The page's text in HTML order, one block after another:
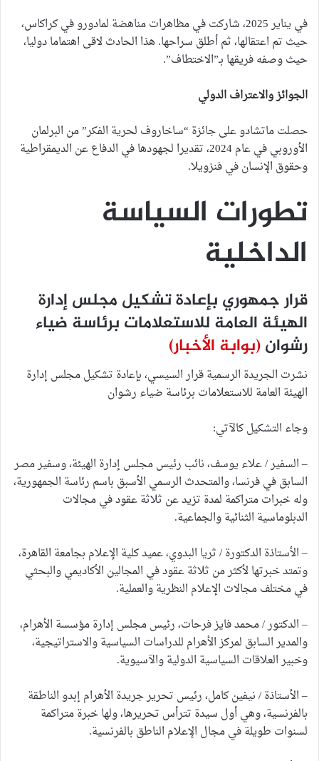
في يناير 2025، شاركت في مظاهرات مناهضة لمادورو في كراكاس،
حيث تم اعتقالها، ثم أطلق سراحها. هذا الحادث لاقى اهتماما دوليا،
حيث وصفه فريقها بـ”الاختطاف”.
الجوائز والاعتراف الدولي
حصلت ماتشادو على جائزة “ساخاروف لحرية الفكر” من البرلمان
الأوروبي في عام 2024، تقديرا لجهودها في الدفاع عن الديمقراطية
وحقوق الإنسان في فنزويلا.
تطورات السياسة
الداخلية
قرار جمهوري بإعادة تشكيل مجلس إدارة
الهيئة العامة للاستعلامات برئاسة ضياء
رشوان(بوابة الأخبار)
نشرت الجريدة الرسمية قرار السيسي، بإعادة تشكيل مجلس إدارة
الهيئة العامة للاستعلامات برئاسة ضياء رشوان
وجاء التشكيل كالآتي:
– السفير / علاء يوسف، نائب رئيس مجلس إدارة الهيئة، وسفير مصر
السابق في فرنسا، والمتحدث الرسمي الأسبق باسم رئاسة الجمهورية،
وله خبرات متراكمة لمدة تزيد عن ثلاثة عقود في مجالات
الدبلوماسية الثنائية والجماعية.
– الأستاذة الدكتورة / ثريا البدوي، عميد كلية الإعلام بجامعة القاهرة،
وتمتد خبرتها لأكثر من ثلاثة عقود في المجالين الأكاديمي والبحثي
في مختلف مجالات الإعلام النظرية والعملية.
– الدكتور / محمد فايز فرحات، رئيس مجلس إدارة مؤسسة الأهرام،
والمدير السابق لمركز الأهرام للدراسات السياسية والاستراتيجية،
وخبير العلاقات السياسية الدولية والآسيوية.
– الأستاذة / نيفين كامل، رئيس تحرير جريدة الأهرام إبدو الناطقة
بالفرنسية، وهي أول سيدة تترأس تحريرها، ولها خبرة متراكمة
لسنوات طويلة في مجال الإعلام الناطق بالفرنسية.